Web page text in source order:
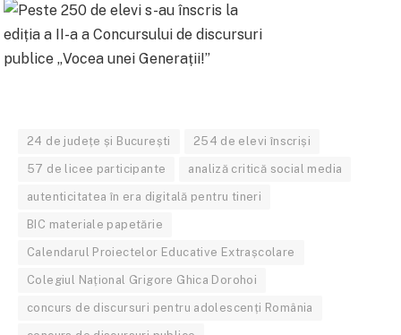
24 de județe și București 254 de elevi înscriși
57 de licee participante analiză critică social media
autenticitatea în era digitală pentru tineri
BIC materiale papetărie
Calendarul Proiectelor Educative Extrașcolare
Colegiul Național Grigore Ghica Dorohoi
concurs de discursuri pentru adolescenți România